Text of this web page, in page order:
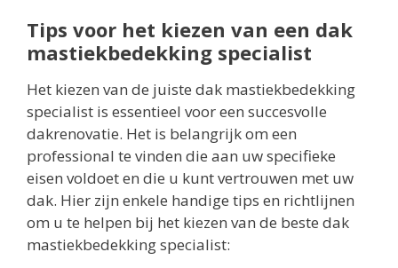
Tips voor het kiezen van een dak
mastiekbedekking specialist
Het kiezen van de juiste dak mastiekbedekking
specialist is essentieel voor een succesvolle
dakrenovatie. Het is belangrijk om een
professional te vinden die aan uw specifieke
eisen voldoet en die u kunt vertrouwen met uw
dak. Hier zijn enkele handige tips en richtlijnen
om u te helpen bij het kiezen van de beste dak
mastiekbedekking specialist: